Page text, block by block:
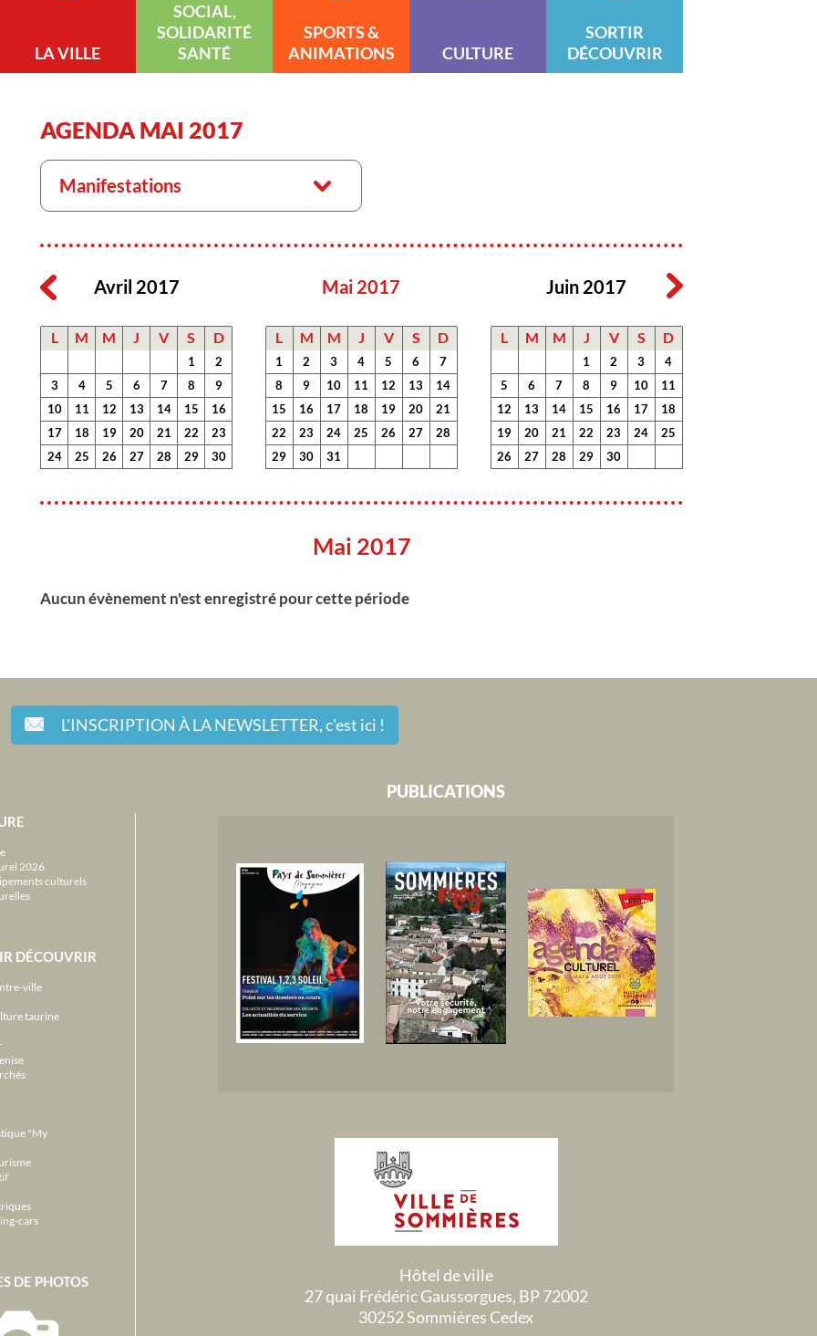
LA VILLE
SOCIAL,
SOLIDARITÉ
SANTÉ
SPORTS &
ANIMATIONS
CULTURE
SORTIR
DÉCOUVRIR
AGENDA MAI 2017
Manifestations
Avril 2017
L M M J V S D
1
2
3
4 5 6 7 8
9
10
11 12 13 14 15
16
17
18 19 20 21 22
23
24
25 26 27 28 29 30
Mai 2017
L M M J V S D
1 2 3 4 5 6
7
8
9 10 11 12 13
14
15
16 17 18 19 20
21
22
23 24 25 26 27
28
29
30 31
Juin 2017
L M M J V S D
1 2 3
4
5
6 7 8 9 10
11
12
13 14 15 16 17
18
19
20 21 22 23 24
25
26
27 28 29 30
Mai 2017
Aucun évènement n'est enregistré pour cette période
L'INSCRIPTION À LA NEWSLETTER,c'est ici !
2026
culturels
DÉCOUVRIR
ville
taurine
"My
cars
DE PHOTOS
PUBLICATIONS
Hôtel de ville
27 quai Frédéric Gaussorgues, BP 72002
30252 Sommières Cedex